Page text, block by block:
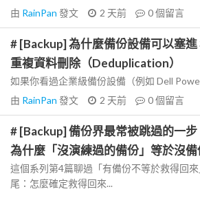
由 RainPan 發文 2 天前 0個留言
# [Backup] 為什麼備份設備可以塞
重複資料刪除（Deduplication）
如果你看過企業級備份設備（例如 Dell
由 RainPan 發文 2 天前 0個留言
# [Backup] 備份界最常被跳過的一
為什麼「沒演練過的備份」等於沒備
這個系列第4篇聊過「有備份不等於救得回
尾：怎麼確定救得回來...